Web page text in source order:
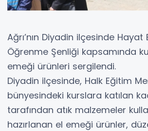
Ağrı’nın Diyadin ilçesinde Hayat
Öğrenme Şenliği kapsamında
emeği ürünleri sergilendi.
Diyadin ilçesinde, Halk Eğitim
bünyesindeki kurslara katılan
tarafından atık malzemeler
hazırlanan el emeği ürünler,